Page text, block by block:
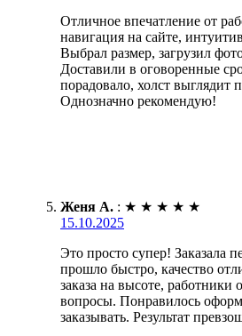
Отличное впечатление от
навигация на сайте,
Выбрал размер, загрузил
Доставили в оговоренные
порадовало, холст выглядит
Однозначно рекомендую!
Женя А. : ★ ★ ★ ★ ★
15.10.2025
Это просто супер! Заказала
прошло быстро, качество
заказа на высоте, работники
вопросы. Понравилось
заказывать. Результат